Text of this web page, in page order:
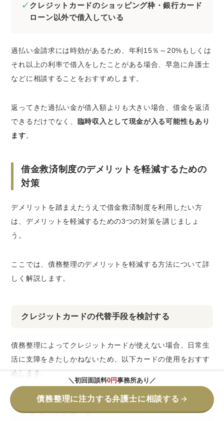
クレジットカードのショッピング枠・銀行カード
ローン以外で借入している
過払い金請求には時効があるため、年利15％～20%もしくは
それ以上の利率で借入をしたことがある場合、早急に弁護士
などに相談することをおすすめします。
返ってきた過払い金が借入額よりも大きい場合、借金を返済
できるだけでなく、 臨時収入として現金が入る可能性もあり
ます。
借金救済制度のデメリットを軽減するための
対策
デメリットを踏まえたうえで借金救済制度を利用したい方
は、デメリットを軽減するための3つの対策を講じましょ
う。
ここでは、債務整理のデメリットを軽減する方法について詳
しく解説します。
クレジットカードの代替手段を検討する
債務整理によってクレジットカードが使えない場合、日常生
活に支障をきたしかねないため、以下カードの使用をおすす
めします。
プリペイドカード
＼初回面談料0円事務所あり／
債務整理に注力する弁護士に相談する